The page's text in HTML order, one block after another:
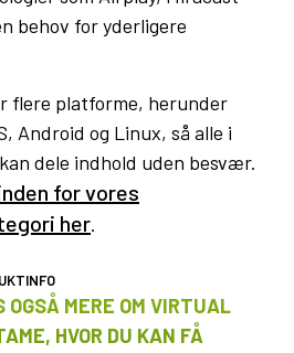
behov for yderligere
flere platforme, herunder
Android og Linux, så alle i
dele indhold uden besvær.
for vores
her.
MERE OM VIRTUAL
HVOR DU KAN FÅ